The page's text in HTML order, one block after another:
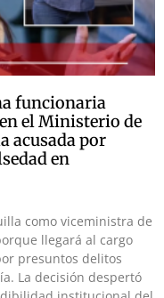
funcionaria
el Ministerio de
acusada por
en
como viceministra de
llegará al cargo
presuntos delitos
La decisión despertó